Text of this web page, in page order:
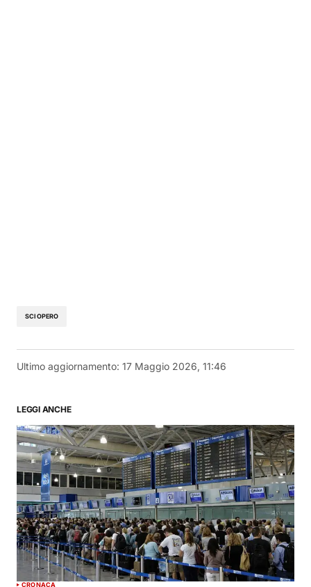
SCIOPERO
Ultimo aggiornamento: 17 Maggio 2026, 11:46
LEGGI ANCHE
CRONACA